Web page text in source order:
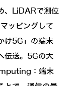
、LiDARで測位
ッピングして
け5G」の端末
伝送。5Gの大
：端末